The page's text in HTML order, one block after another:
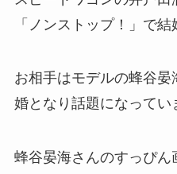
「ノンストップ！」で結
お相手はモデルの蜂谷
婚となり話題になってい
蜂谷晏海さんのすっぴ